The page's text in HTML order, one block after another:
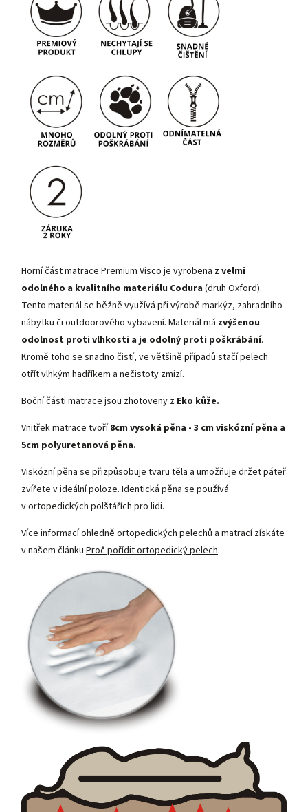
Horní část matrace Premium Visco je vyrobena z velmi
odolného a kvalitního materiálu Codura (druh Oxford).
Tento materiál se běžně využívá při výrobě markýz, zahradního
nábytku či outdoorového vybavení. Materiál má zvýšenou
odolnost proti vlhkosti a je odolný proti poškrábání.
Kromě toho se snadno čistí, ve většině případů stačí pelech
otřít vlhkým hadříkem a nečistoty zmizí.
Boční části matrace jsou zhotoveny z Eko kůže.
Vnitřek matrace tvoří8cm vysoká pěna - 3 cm viskózní pěna a
5cm polyuretanová pěna.
Viskózní pěna se přizpůsobuje tvaru těla a umožňuje držet páteř
zvířete v ideální poloze. Identická pěna se používá
v ortopedických polštářích pro lidi.
Více informací ohledně ortopedických pelechů a matrací získáte
v našem článku Proč pořídit ortopedický pelech.